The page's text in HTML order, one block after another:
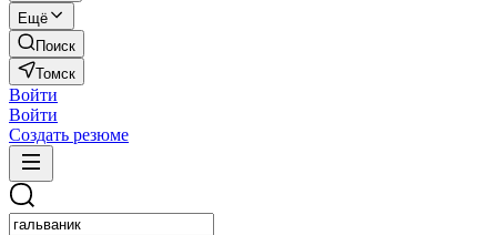
Ещё
Поиск
Томск
Войти
Войти
Создать резюме